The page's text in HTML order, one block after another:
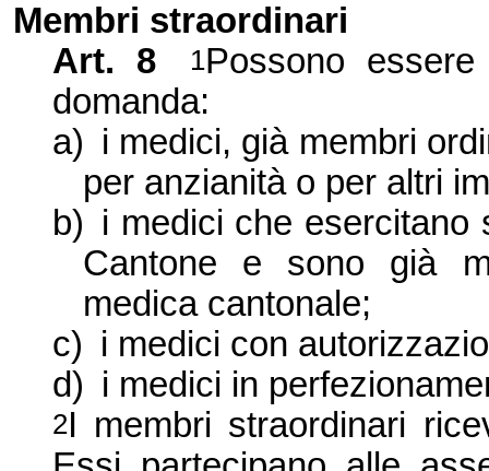
Membri straordinari
Art. 8
1Possono
domanda:
a) i medici, già membri
per anzianità o per altri
b) i medici che esercitano
Cantone e sono già
medica cantonale;
c) i medici con
d) i medici in
2I membri straordinari